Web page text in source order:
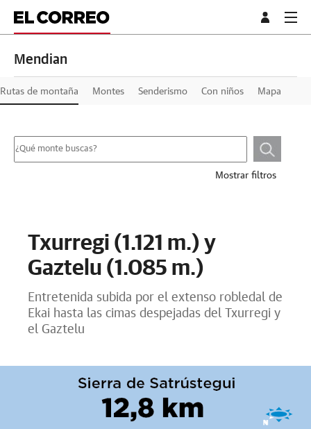
Mendian
Rutas de montaña Montes Senderismo Con niños Mapa
Mostrar filtros
Txurregi (1.121 m.) y
Gaztelu (1.085 m.)
Entretenida subida por el extenso robledal de
Ekai hasta las cimas despejadas del Txurregi y
el Gaztelu